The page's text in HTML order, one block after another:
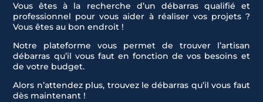
Vous êtes à la recherche d’un débarras qualifié et
professionnel pour vous aider à réaliser vos projets ?
Vous êtes au bon endroit !
Notre plateforme vous permet de trouver l’artisan
débarras qu’il vous faut en fonction de vos besoins et
de votre budget.
Alors n’attendez plus, trouvez le débarras qu’il vous faut
dès maintenant !